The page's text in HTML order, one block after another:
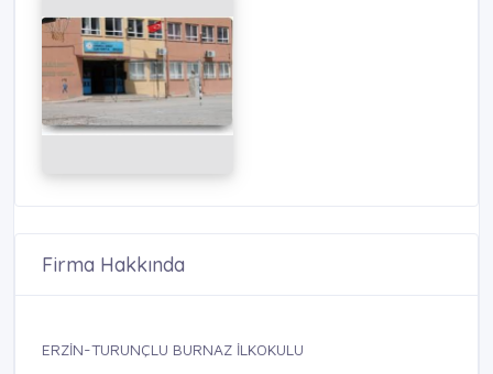
Firma Hakkında
ERZİN-TURUNÇLU BURNAZ İLKOKULU